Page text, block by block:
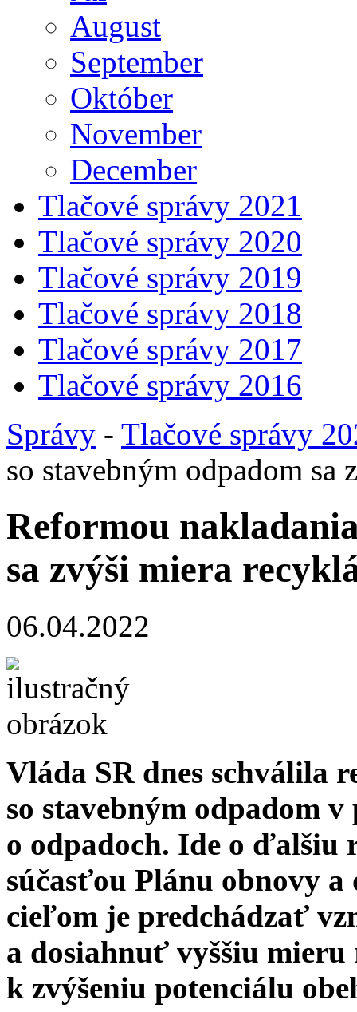
August
September
Október
November
December
Tlačové správy 2021
Tlačové správy 2020
Tlačové správy 2019
Tlačové správy 2018
Tlačové správy 2017
Tlačové správy 2016
Správy - Tlačové správy
so stavebným odpadom sa
Reformou
sa zvýši miera
06.04.2022
Vláda SR dnes schválila
so stavebným odpadom
o odpadoch. Ide o
súčasťou Plánu obnovy
cieľom je predchádzať
a dosiahnuť vyššiu mieru
k zvýšeniu potenciálu